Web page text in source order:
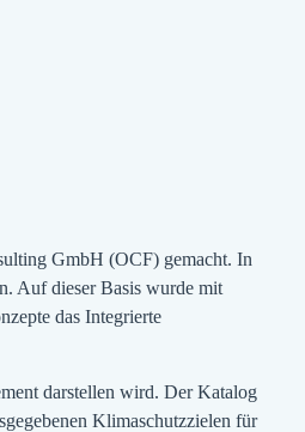
GmbH (OCF) gemacht. In
Auf dieser Basis wurde mit
das Integrierte
darstellen wird. Der Katalog
Klimaschutzzielen für